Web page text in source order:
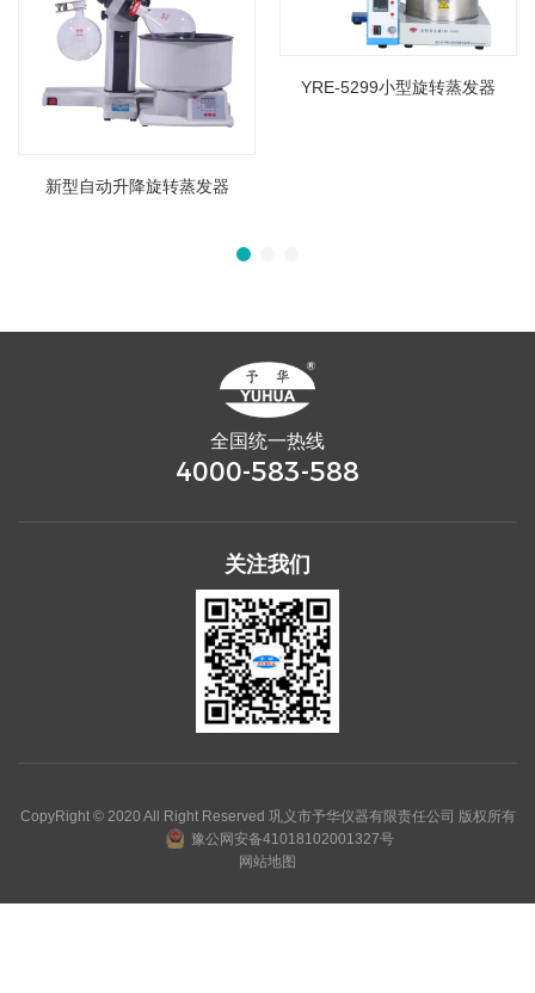
新型自动升降旋转蒸发器
YRE-5299小型旋转蒸发器
全国统一热线
4000-583-588
关注我们
CopyRight © 2020 All Right Reserved 巩义市予华仪器有限责任公司 版权所有
豫公网安备41018102001327号
网站地图